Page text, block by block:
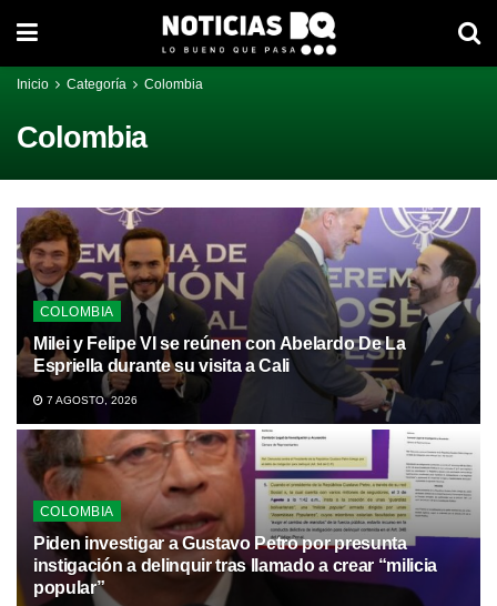
Inicio Categoría Colombia
Colombia
COLOMBIA
Milei y Felipe VI se reúnen con Abelardo De La
Espriella durante su visita a Cali
7 AGOSTO, 2026
COLOMBIA
Piden investigar a Gustavo Petro por presunta
instigación a delinquir tras llamado a crear “milicia
popular”